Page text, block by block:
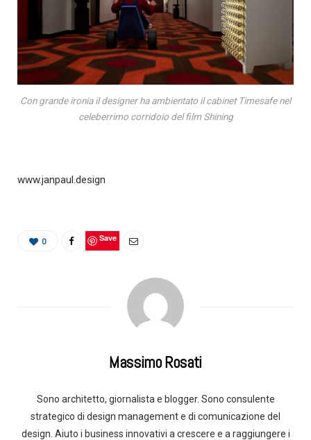
Con grande ironia il designer ha ambientato il cabinet Timesafe nel
celeberrimo corridoio del film Shining
www.janpaul.design
0 Save
Massimo Rosati
Sono architetto, giornalista e blogger. Sono consulente
strategico di design management e di comunicazione del
design. Aiuto i business innovativi a crescere e a raggiungere i